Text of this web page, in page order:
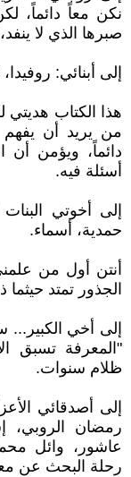
نكن معاً
صبرها الذي لا
إلى أبنائي:
هذا الكتاب هديتي
من يريد أن يفهم
دائماً، ويؤمن
أسئلة فيه.
إلى أخوتي
حمدية، أسماء.
أنتن أول من
الجذور تمتد حيثما
إلى أخي
"المعرفة تسبق
ظلام سنوات.
إلى أصدقائي
رمضان الروبي،
عاشور، وائل
رحلة البحث عن